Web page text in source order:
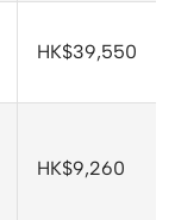
HK$39,550
HK$9,260